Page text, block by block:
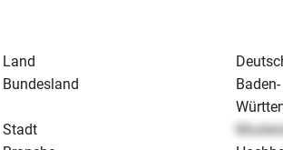
Land
Bundesland
Baden-
Stadt